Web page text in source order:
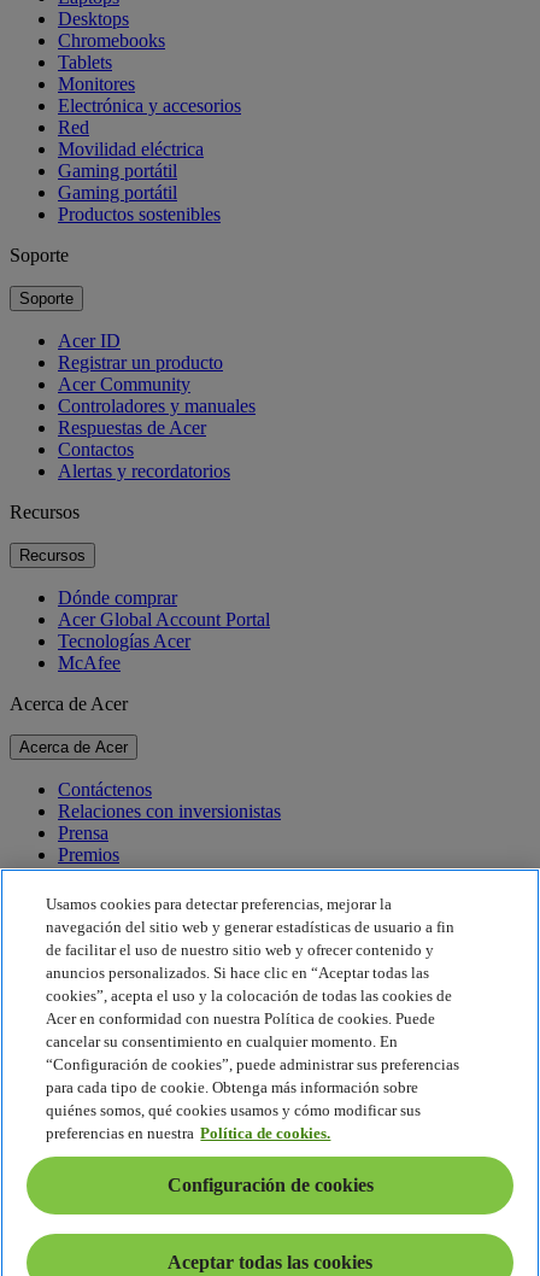
Desktops
Chromebooks
Tablets
Monitores
Electrónica y accesorios
Red
Movilidad eléctrica
Gaming portátil
Gaming portátil
Productos sostenibles
Soporte
Soporte
Acer ID
Registrar un producto
Acer Community
Controladores y manuales
Respuestas de Acer
Contactos
Alertas y recordatorios
Recursos
Recursos
Dónde comprar
Acer Global Account Portal
Tecnologías Acer
McAfee
Acerca de Acer
Acerca de Acer
Contáctenos
Relaciones con inversionistas
Prensa
Premios
Eventos
Sostenibilidad
Sostenibilidad
Responsabilidad social corporativa
Huella de carbono del producto
Proyecto Humanity
Earthion
Política de privacidad
Política de cookies
Aviso legal
Información legal adicional
Política de accesibilidad
Configuración de cookies
América Latina - Español
Usamos cookies para detectar preferencias, mejorar la
navegación del sitio web y generar estadísticas de usuario a fin
de facilitar el uso de nuestro sitio web y ofrecer contenido y
anuncios personalizados. Si hace clic en “Aceptar todas las
cookies”, acepta el uso y la colocación de todas las cookies de
Acer en conformidad con nuestra Política de cookies. Puede
cancelar su consentimiento en cualquier momento. En
“Configuración de cookies”, puede administrar sus preferencias
para cada tipo de cookie. Obtenga más información sobre
quiénes somos, qué cookies usamos y cómo modificar sus
preferencias en nuestra Política de cookies.
Configuración de cookies
Aceptar todas las cookies